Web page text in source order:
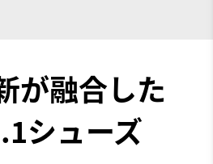
が融合した
シューズ